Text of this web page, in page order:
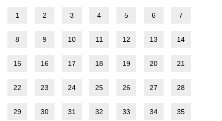
1 2 3 4 5 6 7
8 9 10 11 12 13 14
15 16 17 18 19 20 21
22 23 24 25 26 27 28
29 30 31 32 33 34 35